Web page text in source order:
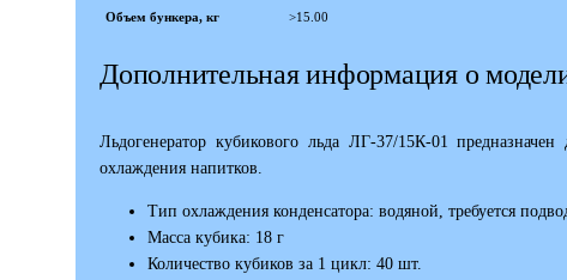
Объем бункера, кг >15.00
Дополнительная информация о
Льдогенератор кубикового льда ЛГ-37/15К-01
охлаждения напитков.
Тип охлаждения конденсатора: водяной, требуется
Масса кубика: 18 г
Количество кубиков за 1 цикл: 40 шт.